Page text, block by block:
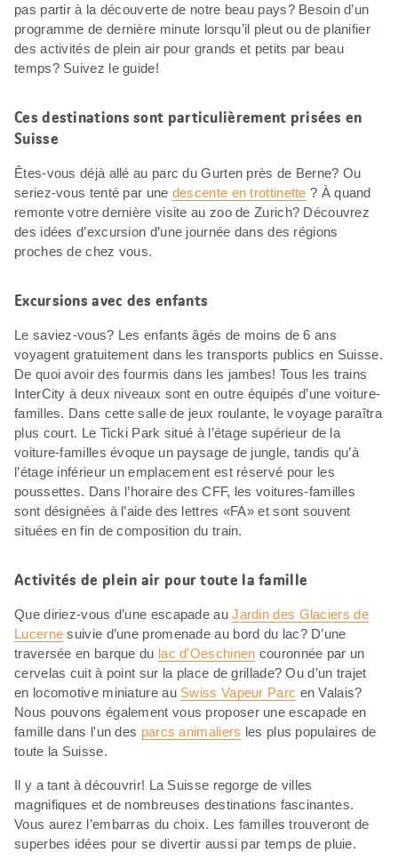
pas partir à la découverte de notre beau pays? Besoin d’un
programme de dernière minute lorsqu’il pleut ou de planifier
des activités de plein air pour grands et petits par beau
temps? Suivez le guide!
Ces destinations sont particulièrement prisées en
Suisse
Êtes-vous déjà allé au parc du Gurten près de Berne? Ou
seriez-vous tenté par une descente en trottinette ? À quand
remonte votre dernière visite au zoo de Zurich? Découvrez
des idées d’excursion d’une journée dans des régions
proches de chez vous.
Excursions avec des enfants
Le saviez-vous? Les enfants âgés de moins de 6 ans
voyagent gratuitement dans les transports publics en Suisse.
De quoi avoir des fourmis dans les jambes! Tous les trains
InterCity à deux niveaux sont en outre équipés d’une voiture-
familles. Dans cette salle de jeux roulante, le voyage paraîtra
plus court. Le Ticki Park situé à l’étage supérieur de la
voiture-familles évoque un paysage de jungle, tandis qu’à
l’étage inférieur un emplacement est réservé pour les
poussettes. Dans l’horaire des CFF, les voitures-familles
sont désignées à l’aide des lettres «FA» et sont souvent
situées en fin de composition du train.
Activités de plein air pour toute la famille
Que diriez-vous d’une escapade auJardin des Glaciers de
Lucerne suivie d’une promenade au bord du lac? D’une
traversée en barque du lac d’Oeschinen couronnée par un
cervelas cuit à point sur la place de grillade? Ou d’un trajet
en locomotive miniature au Swiss Vapeur Parc en Valais?
Nous pouvons également vous proposer une escapade en
famille dans l'un des parcs animaliers les plus populaires de
toute la Suisse.
Il y a tant à découvrir! La Suisse regorge de villes
magnifiques et de nombreuses destinations fascinantes.
Vous aurez l’embarras du choix. Les familles trouveront de
superbes idées pour se divertir aussi par temps de pluie.